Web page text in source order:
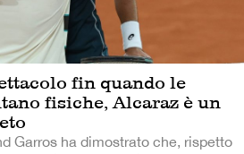
fin quando le
fisiche, Alcaraz è un
Garros ha dimostrato che, rispetto